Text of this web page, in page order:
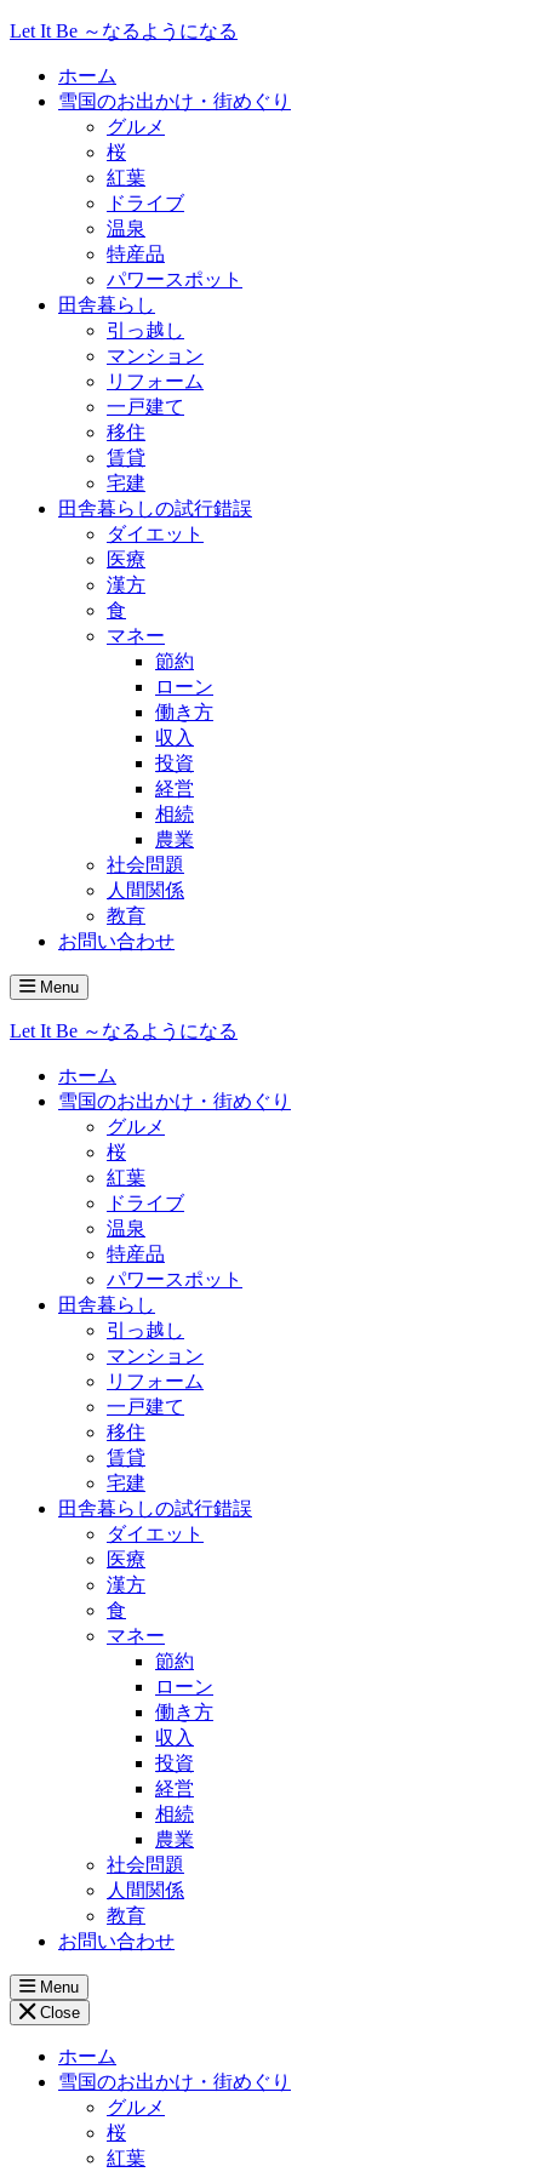
Let It Be ～なるようになる
ホーム
雪国のお出かけ・街めぐり
グルメ
桜
紅葉
ドライブ
温泉
特産品
パワースポット
田舎暮らし
引っ越し
マンション
リフォーム
一戸建て
移住
賃貸
宅建
田舎暮らしの試行錯誤
ダイエット
医療
漢方
食
マネー
節約
ローン
働き方
収入
投資
経営
相続
農業
社会問題
人間関係
教育
お問い合わせ
Menu
Let It Be ～なるようになる
ホーム
雪国のお出かけ・街めぐり
グルメ
桜
紅葉
ドライブ
温泉
特産品
パワースポット
田舎暮らし
引っ越し
マンション
リフォーム
一戸建て
移住
賃貸
宅建
田舎暮らしの試行錯誤
ダイエット
医療
漢方
食
マネー
節約
ローン
働き方
収入
投資
経営
相続
農業
社会問題
人間関係
教育
お問い合わせ
Menu
Close
ホーム
雪国のお出かけ・街めぐり
グルメ
桜
紅葉